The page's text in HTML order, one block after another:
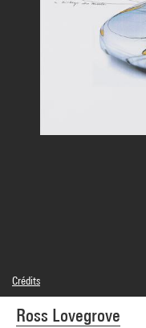
Ross Lovegrove
Crédits
© Ross Lovegrove
Crédit photographique : Centre